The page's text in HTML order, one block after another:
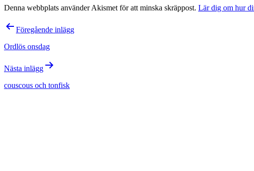
Denna webbplats använder Akismet för att minska skräppost. Lär dig om hur
Inläggsnavigering
Föregående inlägg
Ordlös onsdag
Nästa inlägg
couscous och tonfisk